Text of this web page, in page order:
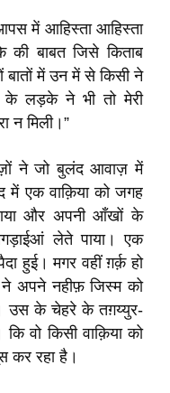
में आहिस्ता आहिस्ता
बाबत जिसे किताब
बातों में उन में से किसी ने
के लड़के ने भी तो मेरी
न मिली।”
ने जो बुलंद आवाज़ में
में एक वाक़िया को जगह
और अपनी आँखों के
लेते पाया। एक
हुई। मगर वहीं ग़र्क़ हो
ने अपने नहीफ़ जिस्म को
उस के चेहरे के तग़य्युर-
वो किसी वाक़िया को
कर रहा है।